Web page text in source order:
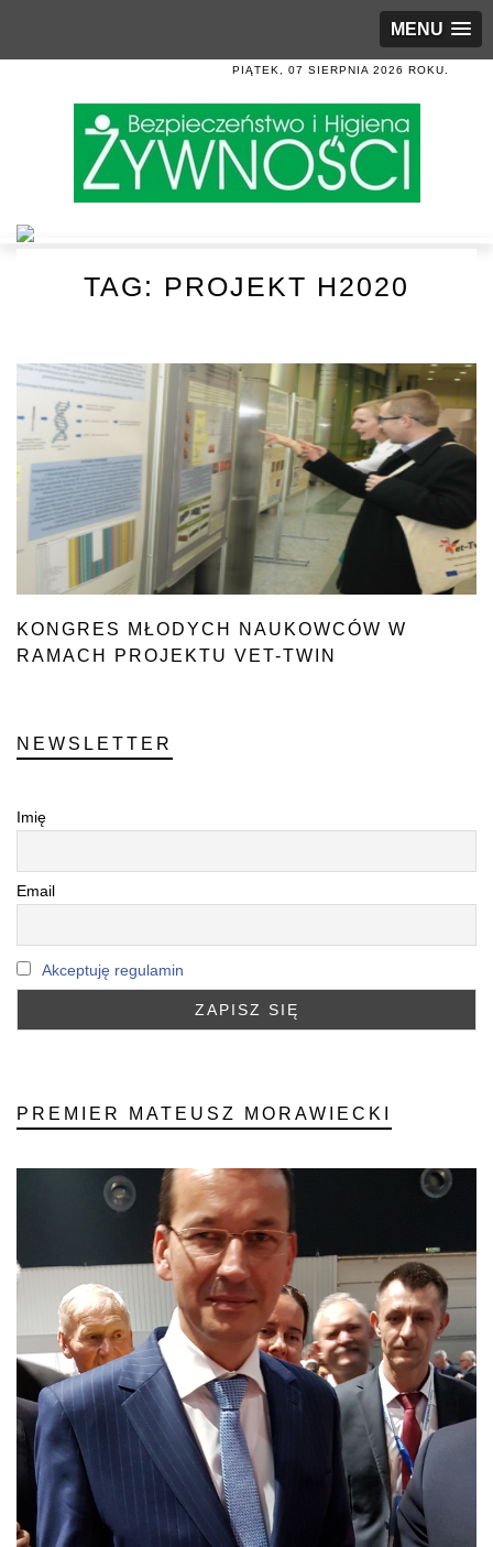
MENU
PIĄTEK, 07 SIERPNIA 2026 ROKU.
TAG: PROJEKT H2020
KONGRES MŁODYCH NAUKOWCÓW W
RAMACH PROJEKTU VET-TWIN
NEWSLETTER
Imię
Email
Akceptuję regulamin
PREMIER MATEUSZ MORAWIECKI